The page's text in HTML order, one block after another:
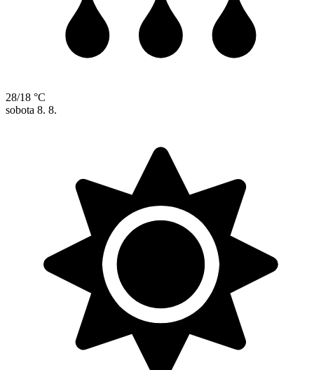
28/18 °C
sobota 8. 8.